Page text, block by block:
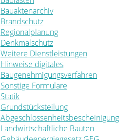
Bauaktenarchiv
Brandschutz
Regionalplanung
Denkmalschutz
Weitere Dienstleistungen
Hinweise digitales
Baugenehmigungsverfahren
Sonstige Formulare
Statik
Grundstücksteilung
Abgeschlossenheitsbescheinigung
Landwirtschaftliche Bauten